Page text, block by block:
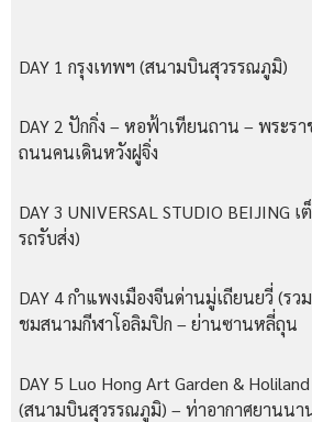
DAY 1 กรุงเทพฯ (สนามบินสุวรรณภูมิ)
DAY 2 ปักกิ่ง – หอฟ้าเทียนถาน – พระรา
ถนนคนเดินหวังฝูจิ่ง
DAY 3 UNIVERSAL STUDIO BEIJING
รถรับส่ง)
DAY 4 กำแพงเมืองจีนด่านมู่เถียนยวี่ (รว
ชมสนามกีฬาโอลิมปิก – ย่านซานหลี่ถุน
DAY 5 Luo Hong Art Garden &
(สนามบินสุวรรณภูมิ) – ท่าอากาศยานนา